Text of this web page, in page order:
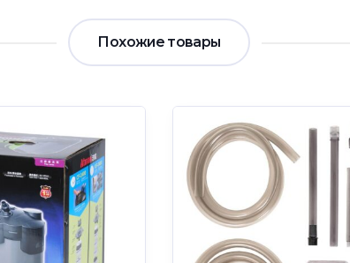
Похожие товары